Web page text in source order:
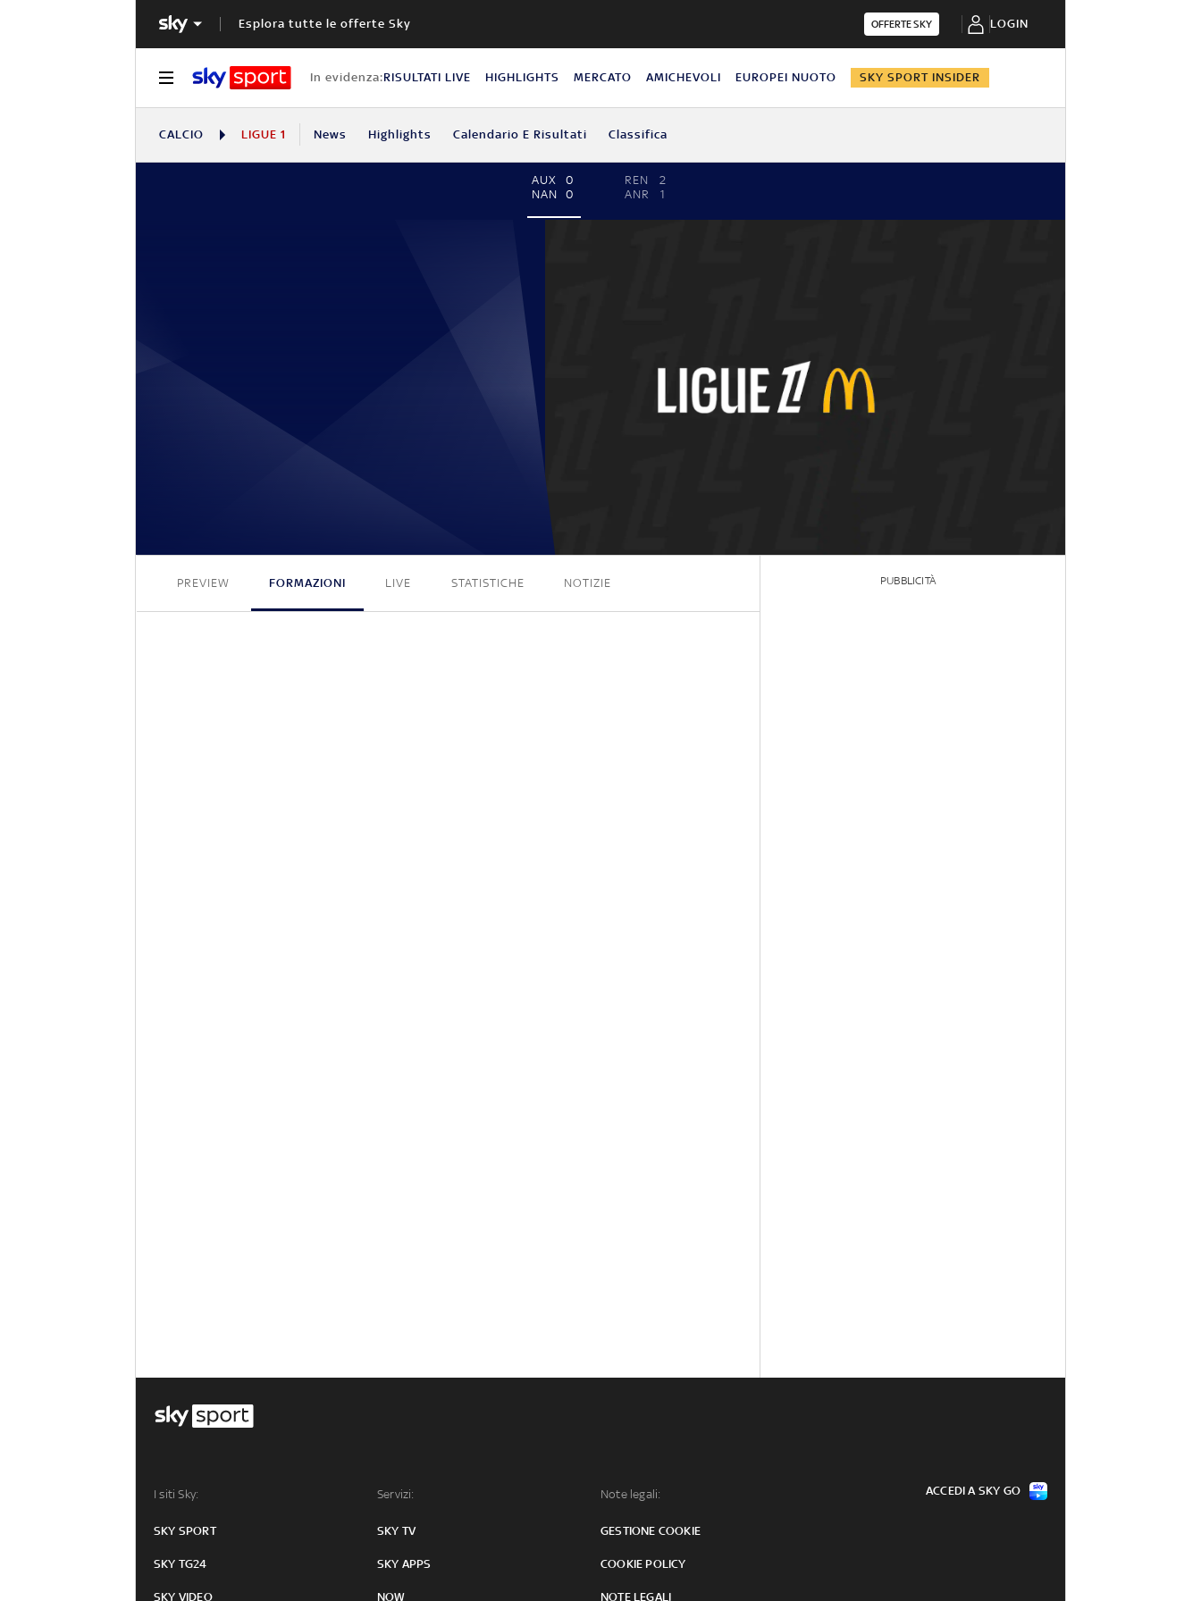
Esplora tutte le offerte Sky OFFERTE SKY LOGIN
In evidenza:RISULTATI LIVE HIGHLIGHTS MERCATO AMICHEVOLI EUROPEI NUOTO SKY SPORT INSIDER
CALCIO LIGUE 1 News Highlights Calendario E Risultati Classifica
AUX
0
NAN
0
REN
2
ANR
1
PREVIEW FORMAZIONI LIVE STATISTICHE NOTIZIE PUBBLICITÀ
I siti Sky:
SKY SPORT
SKY TG24
SKY VIDEO
Servizi:
SKY TV
SKY APPS
NOW
Note legali:
GESTIONE COOKIE
COOKIE POLICY
NOTE LEGALI
ACCEDI A SKY GO